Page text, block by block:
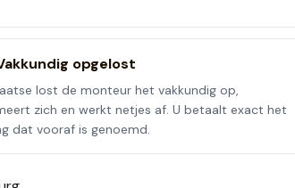
opgelost
lost de monteur het vakkundig op,
zich en werkt netjes af. U betaalt exact het
dat vooraf is genoemd.